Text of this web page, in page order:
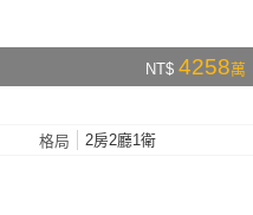
NT$ 4258萬
格局 2房2廳1衛